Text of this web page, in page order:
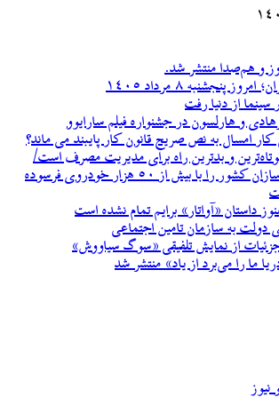
و هم‌صدا منتشر شد.
پنجشنبه ۸ مرداد ۱۴۰۵
از دنیا رفت
و هارلسون در جشنواره فیلم سارایوو
امسال به نص صریح قانون کار پایبند می ماند؟
و بدترین راه برای مدیریت مصرف است/
انحصار خودروسازان کشور را با بیش از ۵۰ هزار خودروی فرسوده
داستان «آواتار» برایم تمام نشده است
دولت به سازمان تامین اجتماعی
از نمایش تلفیقی «سوگ سیاووش»
ما را می‌برد از یاد» منتشر شد